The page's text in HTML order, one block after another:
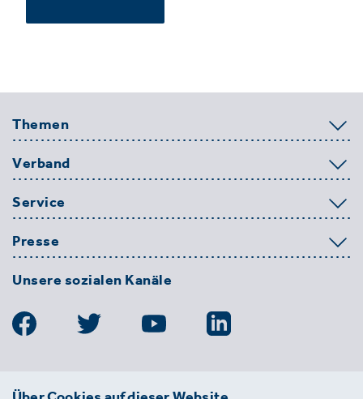
Themen
Verband
Service
Presse
Unsere sozialen Kanäle
BDE